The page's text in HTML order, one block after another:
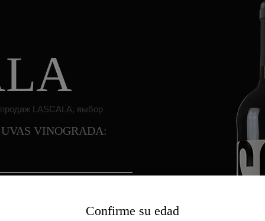
Confirme su edad
VINOGRADA: